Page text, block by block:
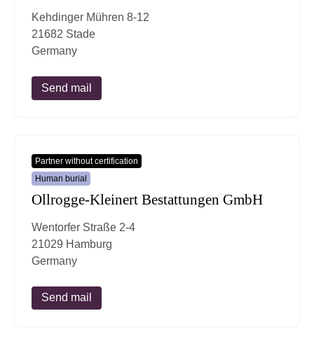
Kehdinger Mühren 8-12
21682 Stade
Germany
Send mail
Partner without certification
Human burial
Ollrogge-Kleinert Bestattungen GmbH
Wentorfer Straße 2-4
21029 Hamburg
Germany
Send mail